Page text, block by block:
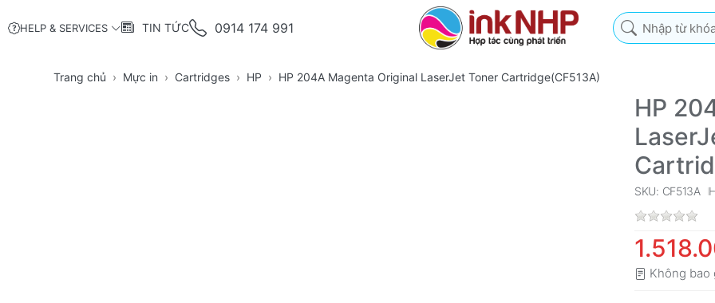
HELP & SERVICES TIN TỨC 0914 174 991
Nhập từ khóa tìm
Trang chủ Mực in Cartridges HP HP 204A Magenta Original LaserJet Toner Cartridge(CF513A)
HP
SKU: CF513A
Không bao